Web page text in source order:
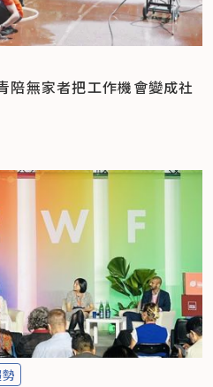
陪無家者把工作機會變成社